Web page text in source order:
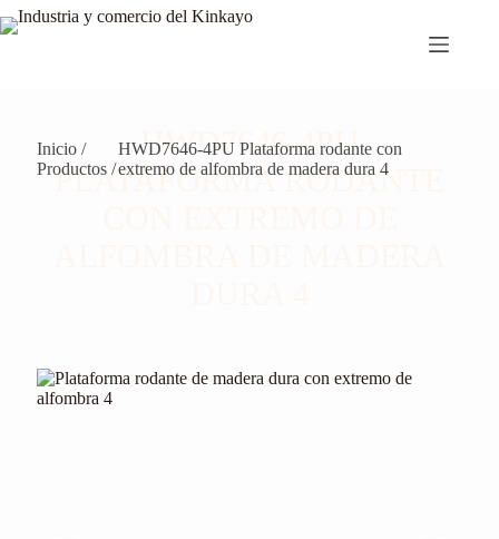
Saltar
al
Inicio /
Productos /
HWD7646-4PU Plataforma rodante con
extremo de alfombra de madera dura 4
HWD7646-4PU
PLATAFORMA RODANTE